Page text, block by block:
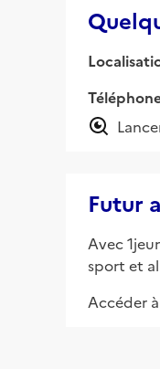
Futur
Avec
sport et
Accéder à